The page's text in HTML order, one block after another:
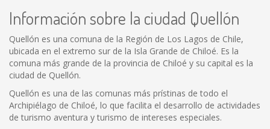
Información sobre la ciudad Quellón
Quellón es una comuna de la Región de Los Lagos de Chile,
ubicada en el extremo sur de la Isla Grande de Chiloé. Es la
comuna más grande de la provincia de Chiloé y su capital es la
ciudad de Quellón.
Quellón es una de las comunas más prístinas de todo el
Archipiélago de Chiloé, lo que facilita el desarrollo de actividades
de turismo aventura y turismo de intereses especiales.